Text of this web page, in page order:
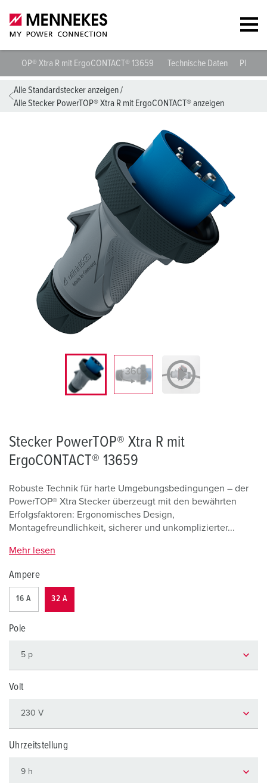
Stecker PowerTOP® Xtra R mit ErgoCONTACT® 13659 Technische
Alle Standardstecker anzeigen/
Alle Stecker PowerTOP® Xtra R mit ErgoCONTACT® anzeigen
Stecker PowerTOP® Xtra R mit
ErgoCONTACT® 13659
Robuste Technik für harte Umgebungsbedingungen – der
PowerTOP® Xtra Stecker überzeugt mit den bewährten
Erfolgsfaktoren: Ergonomisches Design,
Montagefreundlichkeit, sicherer und unkomplizierter...
Mehr lesen
Ampere
16 A 32 A
Pole
Volt
Uhrzeitstellung